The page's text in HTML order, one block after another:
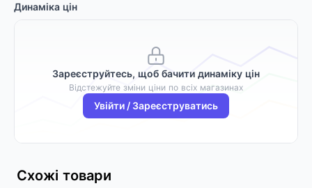
Динаміка цін
Зареєструйтесь, щоб бачити динаміку цін
Відстежуйте зміни ціни по всіх магазинах
Увійти / Зареєструватись
Схожі товари